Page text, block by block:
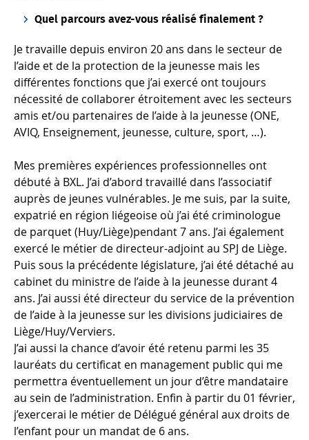
Quel parcours avez-vous réalisé finalement ?
Je travaille depuis environ 20 ans dans le secteur de
l’aide et de la protection de la jeunesse mais les
différentes fonctions que j’ai exercé ont toujours
nécessité de collaborer étroitement avec les secteurs
amis et/ou partenaires de l’aide à la jeunesse (ONE,
AVIQ, Enseignement, jeunesse, culture, sport, …).
Mes premières expériences professionnelles ont
débuté à BXL. J’ai d’abord travaillé dans l’associatif
auprès de jeunes vulnérables. Je me suis, par la suite,
expatrié en région liégeoise où j’ai été criminologue
de parquet (Huy/Liège)pendant 7 ans. J’ai également
exercé le métier de directeur-adjoint au SPJ de Liège.
Puis sous la précédente législature, j’ai été détaché au
cabinet du ministre de l’aide à la jeunesse durant 4
ans. J’ai aussi été directeur du service de la prévention
de l’aide à la jeunesse sur les divisions judiciaires de
Liège/Huy/Verviers.
J’ai aussi la chance d’avoir été retenu parmi les 35
lauréats du certificat en management public qui me
permettra éventuellement un jour d’être mandataire
au sein de l’administration. Enfin à partir du 01 février,
j’exercerai le métier de Délégué général aux droits de
l’enfant pour un mandat de 6 ans.